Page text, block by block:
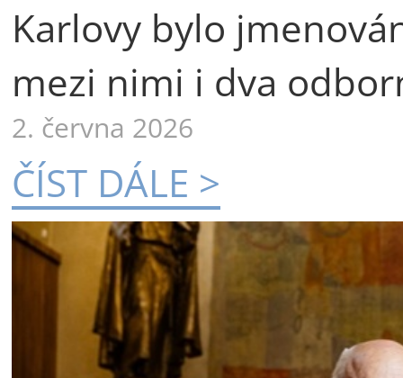
Karlovy bylo
mezi nimi i dva
2. června 2026
ČÍST DÁLE >